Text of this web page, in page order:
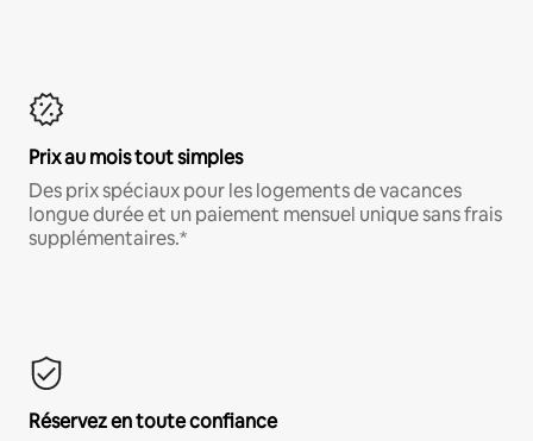
Prix au mois tout simples
Des prix spéciaux pour les logements de vacances
longue durée et un paiement mensuel unique sans frais
supplémentaires.*
Réservez en toute confiance